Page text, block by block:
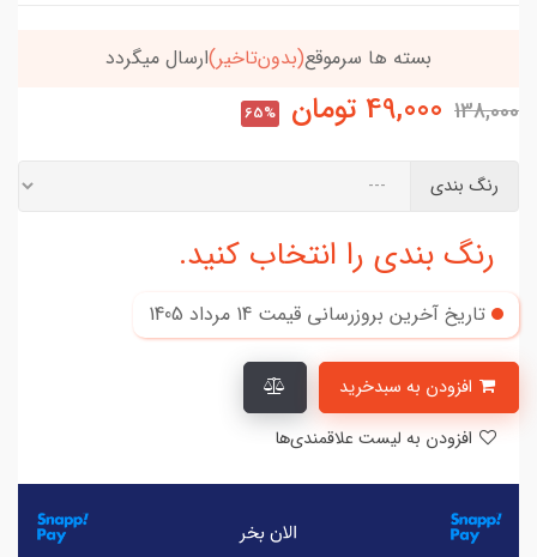
خریدتو به5میلیون برسون،ارسالت‌رایگانه
138,000
49,000 تومان 65%
رنگ بندی
رنگ بندی را انتخاب کنید.
تاریخ آخرین بروزرسانی قیمت 14 مرداد 1405